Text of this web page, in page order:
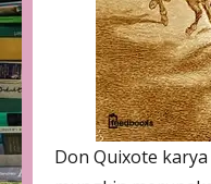
Don Quixote